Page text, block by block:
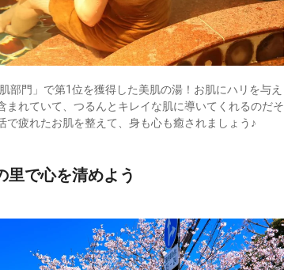
門」で第1位を獲得した美肌の湯！お肌にハリを与え
れていて、つるんとキレイな肌に導いてくれるのだそ
疲れたお肌を整えて、身も心も癒されましょう♪
里で心を清めよう